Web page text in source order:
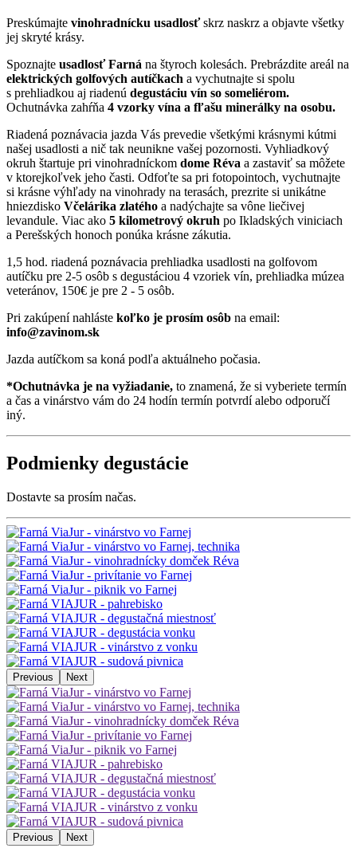
Preskúmajte vinohradnícku usadlosťskrz naskrz a objavte všetky
jej skryté krásy.
Spoznajte usadlosť Farná na štyroch kolesách. Prebrázdite areál na
elektrických golfových autíčkach a vychutnajte si spolu
s prehliadkou aj riadenú degustáciu vín so someliérom.
Ochutnávka zahŕňa 4 vzorky vína a fľašu minerálky na osobu.
Riadená poznávacia jazda Vás prevedie všetkými krásnymi kútmi
našej usadlosti a nič tak neunikne vašej pozornosti. Vyhliadkový
okruh štartuje pri vinohradníckom dome Réva a zastaviť sa môžete
v ktorejkoľvek jeho časti. Odfoťte sa pri fotopointoch, vychutnajte
si krásne výhľady na vinohrady na terasách, prezrite si unikátne
hniezdisko Včelárika zlatého a nadýchajte sa vône liečivej
levandule. Viac ako 5 kilometrový okruh po Ikladských viniciach
a Perešských honoch ponúka krásne zákutia.
1,5 hod. riadená poznávacia prehliadka usadlosti na golfovom
autíčku pre 2-5 osôb s degustáciou 4 vzoriek vín, prehliadka múzea
veteránov, 150€ je pre 2 - 5 osôb.
Pri zakúpení nahláste koľko je prosím osôb na email:
info@zavinom.sk
Jazda autíčkom sa koná podľa aktuálneho počasia.
*Ochutnávka je na vyžiadanie, to znamená, že si vyberiete termín
a čas a vinárstvo vám do 24 hodín termín potvrdí alebo odporučí
iný.
Podmienky degustácie
Dostavte sa prosím načas.
Previous Next
Previous Next